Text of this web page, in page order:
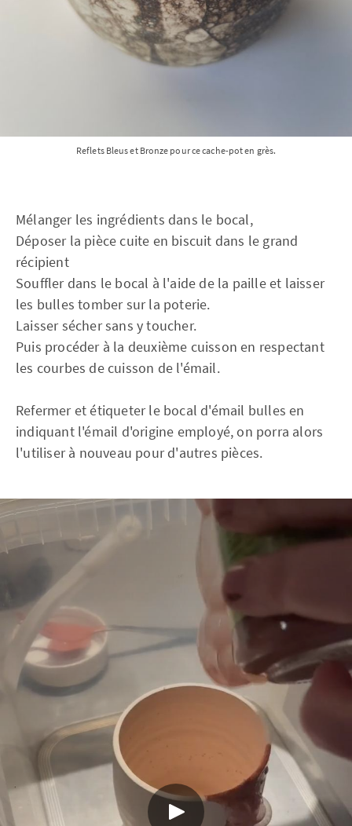
Reflets Bleus et Bronze pour ce cache-pot en grès.
Mélanger les ingrédients dans le bocal,
Déposer la pièce cuite en biscuit dans le grand
récipient
Souffler dans le bocal à l'aide de la paille et laisser
les bulles tomber sur la poterie.
Laisser sécher sans y toucher.
Puis procéder à la deuxième cuisson en respectant
les courbes de cuisson de l'émail.
Refermer et étiqueter le bocal d'émail bulles en
indiquant l'émail d'origine employé, on porra alors
l'utiliser à nouveau pour d'autres pièces.